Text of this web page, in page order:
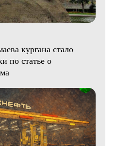
кургана стало
по статье о